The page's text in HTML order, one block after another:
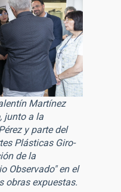
Martínez
junto a la
y parte del
Plásticas Giro-
de la
Observado" en el
obras expuestas.